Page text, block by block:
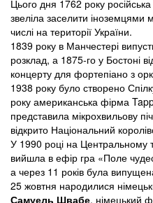
Цього дня 1762 року
звеліла заселити іноземцями
числі на території України.
1839 року в Манчестері
розклад, а 1875-го у Бостоні
концерту для фортепіано з
1938 року було створено
року американська фірма
представила мікрохвильову
відкрито Національний
У 1990 році на
вийшла в ефір гра «Поле
а через 11 років була
25 жовтня народилися
Самуель Швабе, німецький